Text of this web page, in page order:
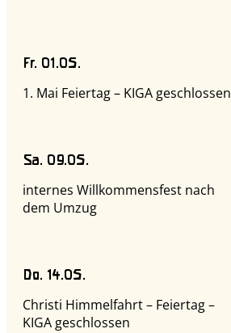
Fr. 01.05.
1. Mai Feiertag – KIGA geschlossen
Sa. 09.05.
internes Willkommensfest nach
dem Umzug
Do. 14.05.
Christi Himmelfahrt – Feiertag –
KIGA geschlossen